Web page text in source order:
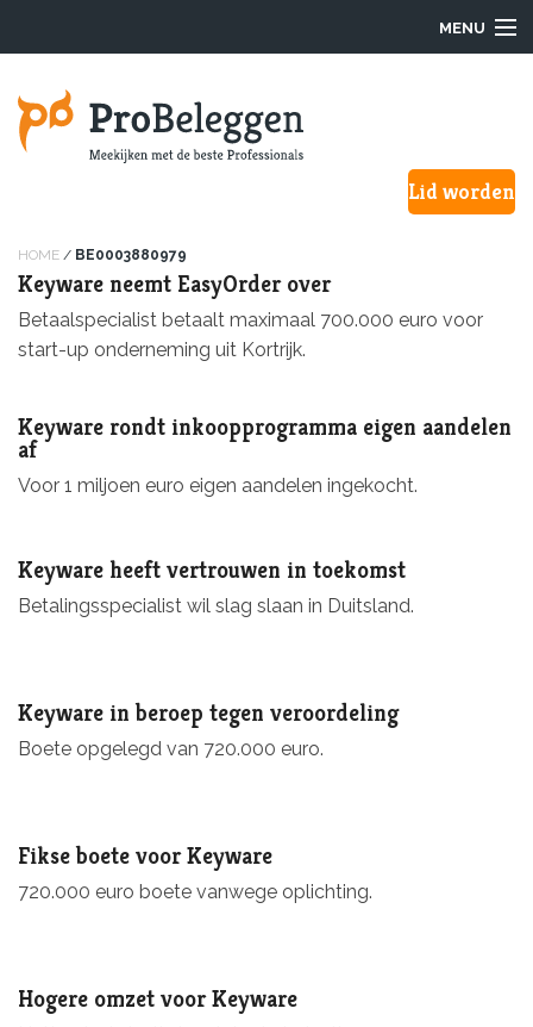
MENU
Hoe werkt het?
Onze Pro’s
Over ons
F.A.Q.
Lid worden
HOME / BE0003880979
Keyware neemt EasyOrder over
Betaalspecialist betaalt maximaal 700.000 euro voor
start-up onderneming uit Kortrijk.
Keyware rondt inkoopprogramma eigen aandelen
af
Voor 1 miljoen euro eigen aandelen ingekocht.
Keyware heeft vertrouwen in toekomst
Betalingsspecialist wil slag slaan in Duitsland.
Keyware in beroep tegen veroordeling
Boete opgelegd van 720.000 euro.
Fikse boete voor Keyware
720.000 euro boete vanwege oplichting.
Hogere omzet voor Keyware